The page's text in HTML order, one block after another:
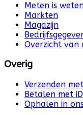
Meten is
Markten
Magazijn
Overzicht van
Overig
Verzenden
Betalen met
Ophalen in